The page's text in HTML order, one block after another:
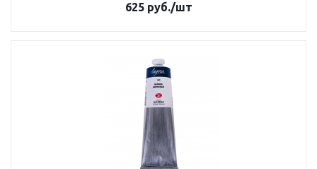
625 руб./шт